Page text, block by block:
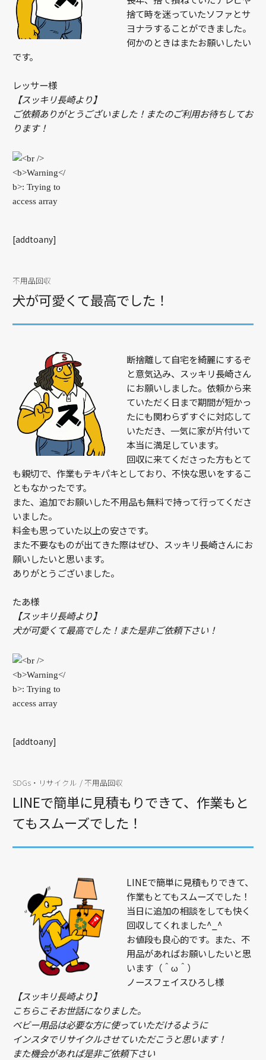
捨て時を迷っていたソファとサ
ヨナラすることができました。
何かのときはまたお願いしたい
です。
レッサー様
【スッキリ長崎より】
ご依頼ありがとうございました！またのご利用お待ちしてお
ります！
[addtoany]
不用品回収
犬が可愛くて最高でした！
断捨離して自宅を綺麗にするぞ
と意気込み、スッキリ長崎さん
にお願いしました。依頼から来
ていただく日まで期間が短かっ
たにも関わらずすぐに対応して
いただき、一気に家が片付いて
本当に満足しています。
回収に来てくださった方もとて
も親切で、作業もテキパキとしており、不快な思いをするこ
ともなかったです。
また、追加でお願いした不用品も無料で持って行ってくださ
いました。
料金も思っていた以上の安さです。
また不要なものが出てきた際はぜひ、スッキリ長崎さんにお
願いしたいと思います。
ありがとうございました。
たあ様
【スッキリ長崎より】
犬が可愛くて最高でした！また是非ご依頼下さい！
[addtoany]
SDGs・リサイクル / 不用品回収
LINEで簡単に見積もりできて、作業もと
てもスムーズでした！
LINEで簡単に見積もりできて、
作業もとてもスムーズでした！
当日に追加の相談をしても快く
回収してくれました^_^
お値段も良心的です。また、不
用品があればお願いしたいと思
います（＾ω＾）
ノースフェイスひろし様
【スッキリ長崎より】
こちらこそお世話になりました。
ベビー用品は必要な方に使っていただけるように
インスタでリサイクルさせていただこうと思います！
また機会があれば是非ご依頼下さい